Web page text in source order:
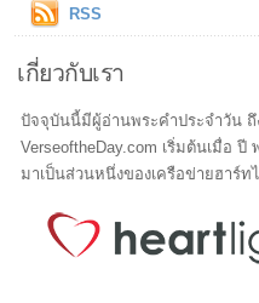
RSS
เกี่ยวกับเรา
ปัจจุบันนี้มีผู้อ่านพระคำประจำวัน ถึ
VerseoftheDay.com เริ่มต้นเมื่อ
มาเป็นส่วนหนึ่งของเครือข่ายฮาร์ท